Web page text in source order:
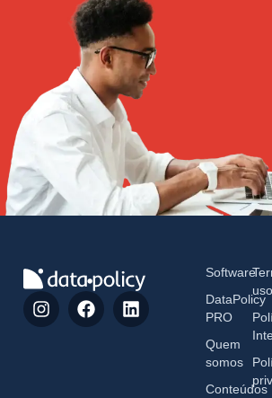
Software
DataPolicy
PRO
Quem
somos
Conteúdos
uso